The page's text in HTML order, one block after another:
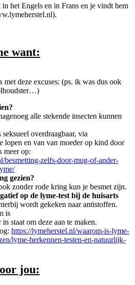
het Engels en in Frans en je vindt hem
want:
met deze excuses: (ps. ik was dus ook
alle stekende insecten kunnen
overdraagbaar, via
lopen en van van moeder op kind door
meer op:
besmetting-zelfs-door-mug-of-ander-
gezien?
zonder rode kring kun je besmet zijn.
op de lyme-test bij de huisarts
wordt gekeken naar antistoffen.
is
in staat om deze aan te maken.
https://lymeherstel.nl/waarom-is-lyme-
lyme-herkennen-testen-en-natuurlijk-
jou: